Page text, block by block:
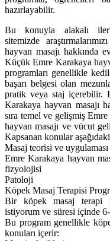
hazırlayabilir.
Bu konuyla alakalı
sitemizde
hayvan masajı hakkında
Küçük Emre Karakaya
programları genellikle
başarı belgesi olan
pratik veya staj içerebilir.
Karakaya hayvan masajı
sıra temel ve gelişmiş
hayvan masajı ve vücut
Kapsanan konular
Masaj teorisi ve uygulaması
Emre Karakaya hayvan
fizyolojisi
Patoloji
Köpek Masaj Terapisi
Bir köpek masaj terapi
istiyorum ve süresi içinde
Bu program genellikle
konuları içerir: